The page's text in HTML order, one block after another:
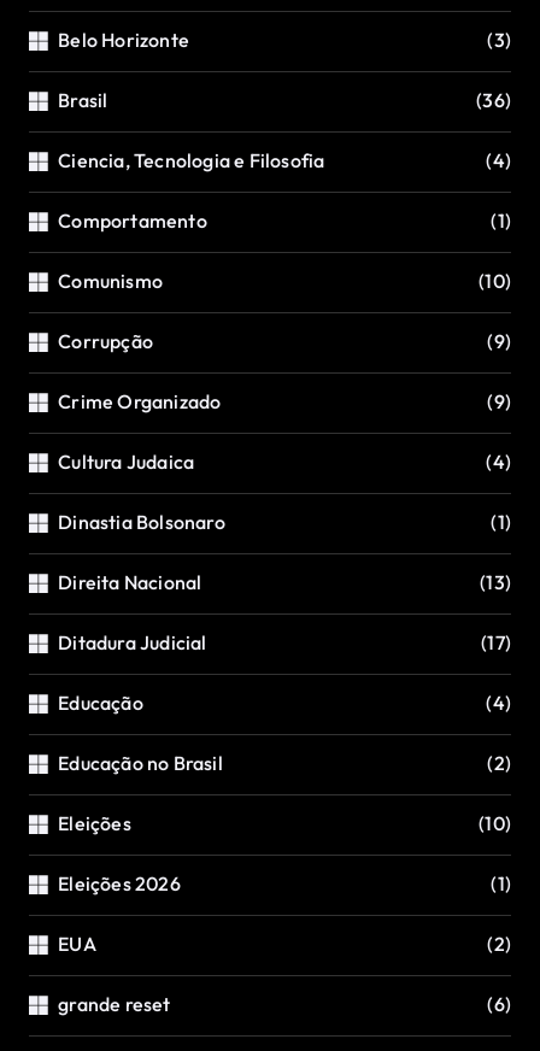
Belo Horizonte (3)
Brasil (36)
Ciencia, Tecnologia e Filosofia (4)
Comportamento (1)
Comunismo (10)
Corrupção (9)
Crime Organizado (9)
Cultura Judaica (4)
Dinastia Bolsonaro (1)
Direita Nacional (13)
Ditadura Judicial (17)
Educação (4)
Educação no Brasil (2)
Eleições (10)
Eleições 2026 (1)
EUA (2)
grande reset (6)